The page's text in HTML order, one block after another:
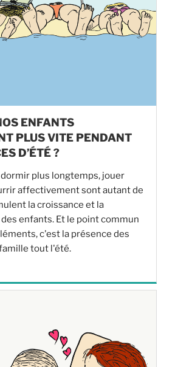
ENFANTS
PLUS VITE PENDANT
D’ÉTÉ ?
plus longtemps, jouer
affectivement sont autant de
la croissance et la
enfants. Et le point commun
c'est la présence des
tout l'été.